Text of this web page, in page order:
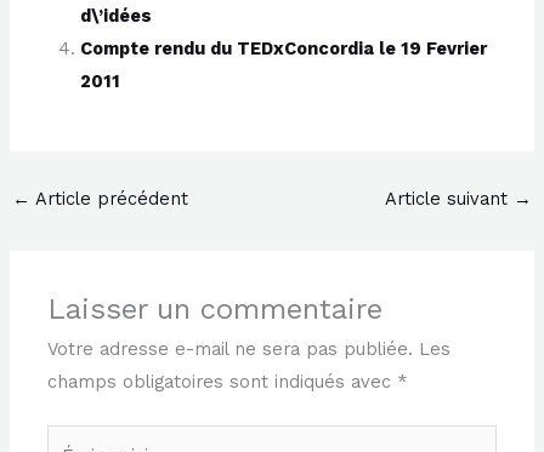
d\’idées
Compte rendu du TEDxConcordia le 19 Fevrier
2011
← Article précédent Article suivant →
Laisser un commentaire
Votre adresse e-mail ne sera pas publiée. Les
champs obligatoires sont indiqués avec *
Écrivez